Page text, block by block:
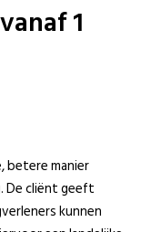
1
betere manier
De cliënt geeft
kunnen